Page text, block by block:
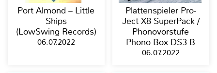
Port Almond – Little
Ships
(LowSwing Records)
06.07.2022
Plattenspieler Pro-
Ject X8 SuperPack /
Phonovorstufe
Phono Box DS3 B
06.07.2022